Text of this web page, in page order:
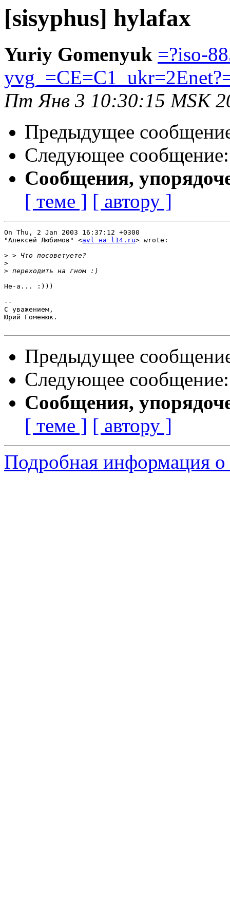
[sisyphus] hylafax
Yuriy Gomenyuk =?iso-
Пт Янв 3 10:30:15 MSK
Предыдущее
Следующее
Сообщения,
[ теме ] [ автору ]
On Thu, 2 Jan 2003 16:37:12 +0300
"Алексей Любимов" <avl на l14.ru> wrote:
>
>
>
Не-а... :)))
--
С уважением,
Юрий Гоменюк.
Предыдущее
Следующее
Сообщения,
[ теме ] [ автору ]
Подробная информация о